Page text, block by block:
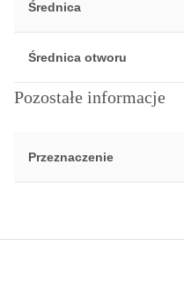
Średnica
Średnica otworu
Pozostałe informacje
Przeznaczenie